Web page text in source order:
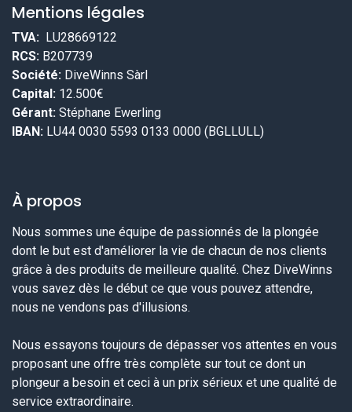
Mentions légales
TVA: LU28669122
RCS: B207739
Société: DiveWinns Sàrl
Capital: 12.500€
Gérant: Stéphane Ewerling
IBAN: LU44 0030 5593 0133 0000 (BGLLULL)
À propos
Nous sommes une équipe de passionnés de la plongée
dont le but est d'améliorer la vie de chacun de nos clients
grâce à des produits de meilleure qualité. Chez DiveWinns
vous savez dès le début ce que vous pouvez attendre,
nous ne vendons pas d'illusions.
Nous essayons toujours de dépasser vos attentes en vous
proposant une offre très complète sur tout ce dont un
plongeur a besoin et ceci à un prix sérieux et une qualité de
service extraordinaire.